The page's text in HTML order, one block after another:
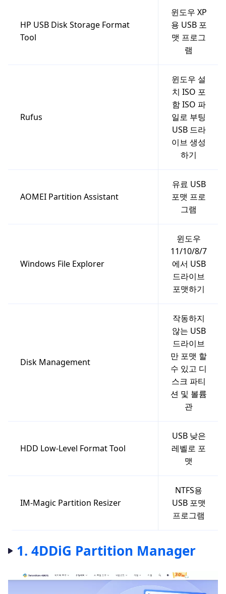
HP USB Disk Storage Format
Tool
윈도우 XP
용 USB 포
맷 프로그
램
Rufus
윈도우 설
치 ISO 포
함 ISO 파
일로 부팅
USB 드라
이브 생성
하기
AOMEI Partition Assistant
유료 USB
포맷 프로
그램
Windows File Explorer
윈도우
11/10/8/7
에서 USB
드라이브
포맷하기
Disk Management
작동하지
않는 USB
드라이브
만 포맷 할
수 있고 디
스크 파티
션 및 볼륨
관
HDD Low-Level Format Tool
USB 낮은
레벨로 포
맷
IM-Magic Partition Resizer
NTFS용
USB 포맷
프로그램
1. 4DDiG Partition Manager